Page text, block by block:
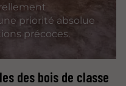
priorité absolue
précoces.
des bois de classe